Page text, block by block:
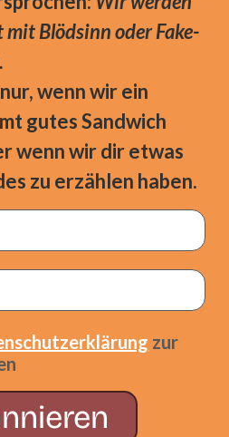
Blödsinn oder Fake-
wenn wir ein
gutes Sandwich
wenn wir dir etwas
zu erzählen haben.
zur